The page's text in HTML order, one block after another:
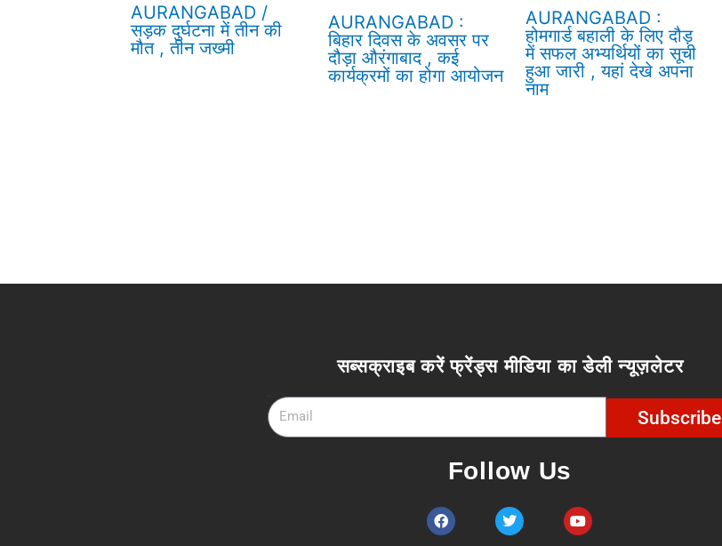
AURANGABAD /
सड़क दुर्घटना में तीन की
मौत , तीन जख्मी
AURANGABAD :
बिहार दिवस के अवसर पर
दौड़ा औरंगाबाद , कई
कार्यक्रमों का होगा आयोजन
AURANGABAD :
होमगार्ड बहाली के लिए दौड़
में सफल अभ्यर्थियों का सूची
हुआ जारी , यहां देखे अपना
नाम
सब्सक्राइब करें फ्रेंड्स मीडिया का डेली न्यूज़लेटर
Subscribe
Follow Us
F
a
c
T
w
i
Y
o
u